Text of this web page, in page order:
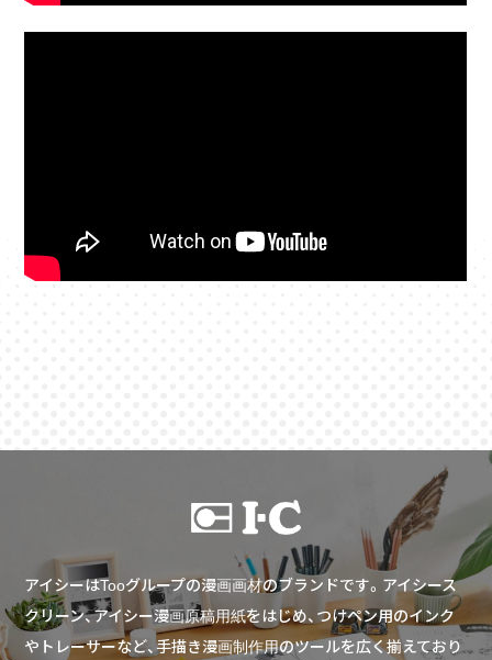
アイシーはTooグループの漫画画材のブランドです。アイシース
クリーン、アイシー漫画原稿用紙をはじめ、つけペン用のインク
やトレーサーなど、手描き漫画制作用のツールを広く揃えており